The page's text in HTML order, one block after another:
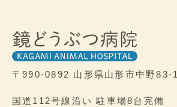
〒990-0892 山形県山形市中野83-1
国道112号線沿い 駐車場8台完備